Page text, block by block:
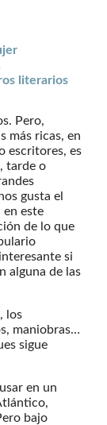
literarios
Pero,
más ricas, en
escritores, es
tarde o
gusta el
en este
de lo que
si
alguna de las
los
maniobras…
sigue
en un
bajo